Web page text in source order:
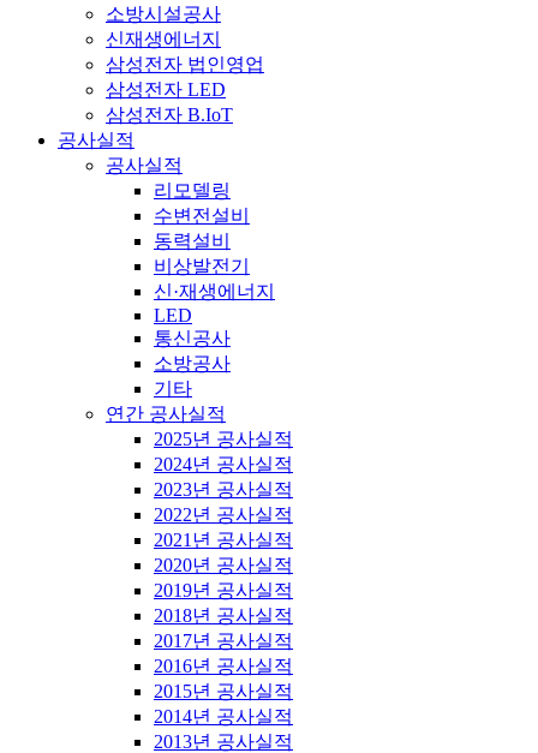
소방시설공사
신재생에너지
삼성전자 법인영업
삼성전자 LED
삼성전자 B.IoT
공사실적
공사실적
리모델링
수변전설비
동력설비
비상발전기
신·재생에너지
LED
통신공사
소방공사
기타
연간 공사실적
2025년 공사실적
2024년 공사실적
2023년 공사실적
2022년 공사실적
2021년 공사실적
2020년 공사실적
2019년 공사실적
2018년 공사실적
2017년 공사실적
2016년 공사실적
2015년 공사실적
2014년 공사실적
2013년 공사실적